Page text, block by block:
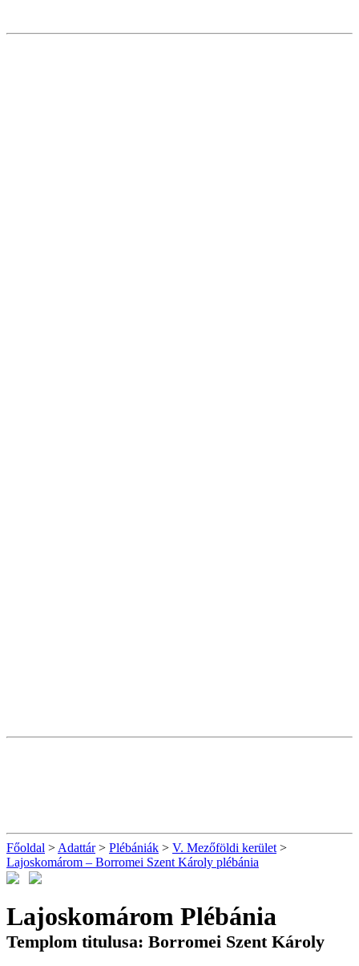
Főoldal > Adattár> Plébániák > V. Mezőföldi kerület >
Lajoskomárom – Borromei Szent Károly plébánia
Lajoskomárom Plébánia
Templom titulusa: Borromei Szent Károly